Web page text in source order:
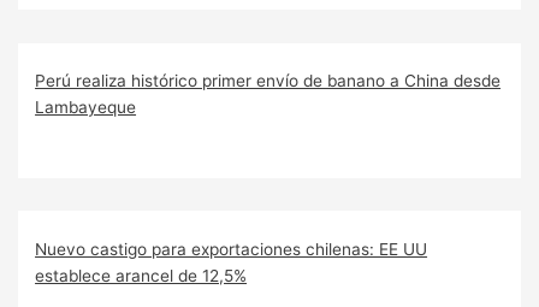
Perú realiza histórico primer envío de banano a China desde
Lambayeque
Nuevo castigo para exportaciones chilenas: EE UU
establece arancel de 12,5%